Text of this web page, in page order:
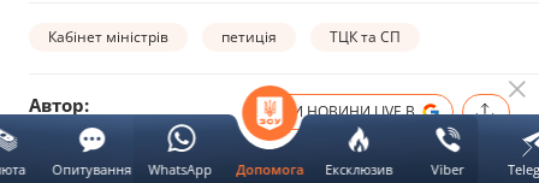
Кабінет міністрів петиція ТЦК та СП
Автор:
Крістіна
Павлова
ОБЕРИ НОВИНИ.LIVE В
Допомога Ексклюзив Viber
Опитування WhatsApp